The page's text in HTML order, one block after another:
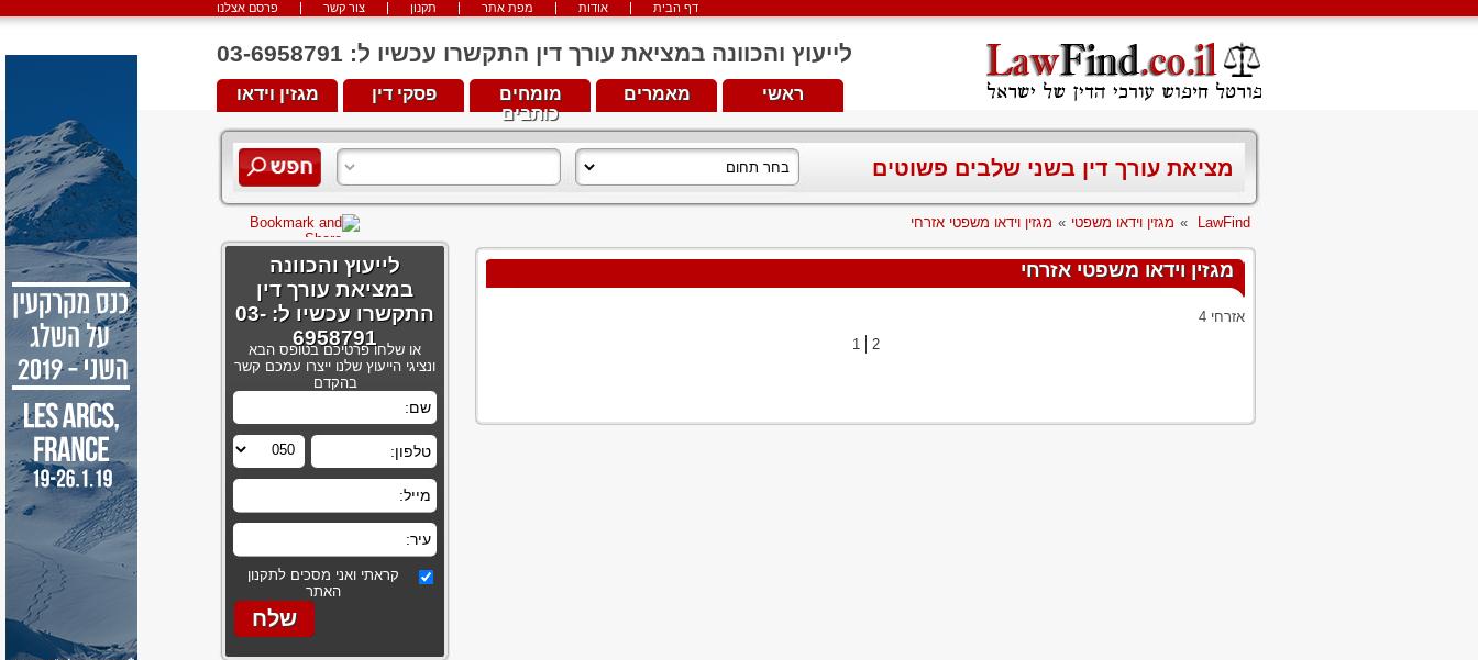
פרסם אצלנו צור קשר תקנון מפת אתר אודות דף הבית
לייעוץ והכוונה במציאת עורך דין התקשרו עכשיו ל: 03-6958791
מגזין וידאו פסקי דין
מומחים
כותבים
מאמרים ראשי
מציאת עורך דין בשני שלבים פשוטים
LawFind
» מגזין וידאו משפטי » מגזין וידאו משפטי אזרחי
מגזין וידאו משפטי אזרחי
אזרחי 4
1
2
לייעוץ והכוונה
במציאת עורך דין
התקשרו עכשיו ל: 03-
6958791
או שלחו פרטיכם בטופס הבא
ונציגי הייעוץ שלנו ייצרו עמכם קשר
בהקדם
קראתי ואני מסכים לתקנון
האתר